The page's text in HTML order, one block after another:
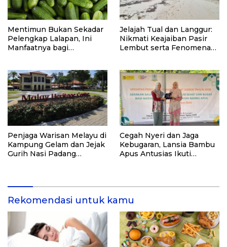
Mentimun Bukan Sekadar
Pelengkap Lalapan, Ini
Manfaatnya bagi
Jelajah Tual dan Langgur:
Nikmati Keajaiban Pasir
Lembut serta Fenomena
Penjaga Warisan Melayu di
Kampung Gelam dan Jejak
Gurih Nasi Padang
Cegah Nyeri dan Jaga
Kebugaran, Lansia Bambu
Apus Antusias Ikuti
Rekomendasi untuk kamu